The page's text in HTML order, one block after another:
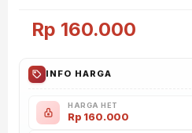
Rp 160.000
INFO HARGA
HARGA HET
Rp 160.000